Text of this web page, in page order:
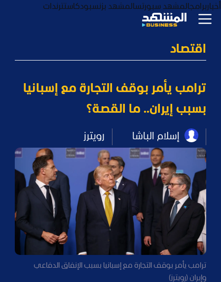
أخبار برامجالمشهد سبورتسالمشهد بزنسبودكاستترندات
اقتصاد
ترامب يأمر بوقف التجارة مع إسبانيا
بسبب إيران.. ما القصة؟
إسلام الباشا رويترز
ترامب يأمر بوقف التجارة مع إسبانيا بسبب الإنفاق الدفاعي
وإيران (رويترز)